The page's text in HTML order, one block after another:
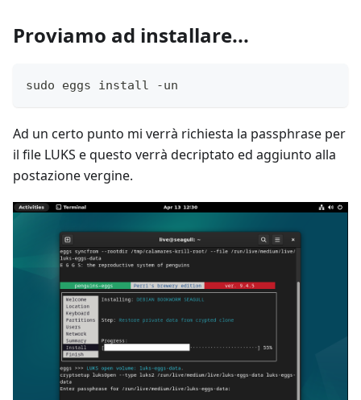
Proviamo ad installare...
sudo eggs install -un
Ad un certo punto mi verrà richiesta la passphrase per
il file LUKS e questo verrà decriptato ed aggiunto alla
postazione vergine.